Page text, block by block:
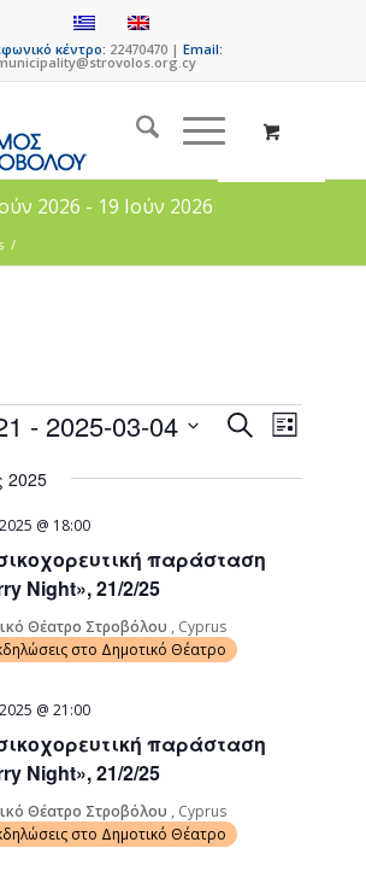
κέντρο: 22470470 |Email:
2026 - 19 Ιούν 2026
/
Events
SearchEvent
Views
List
- 2025-03-04
2025
παράσταση
Night», 21/2/25
@ 18:00
Θέατρο Στροβόλου , Cyprus
στο Δημοτικό Θέατρο
παράσταση
Night», 21/2/25
@ 21:00
Θέατρο Στροβόλου , Cyprus
στο Δημοτικό Θέατρο